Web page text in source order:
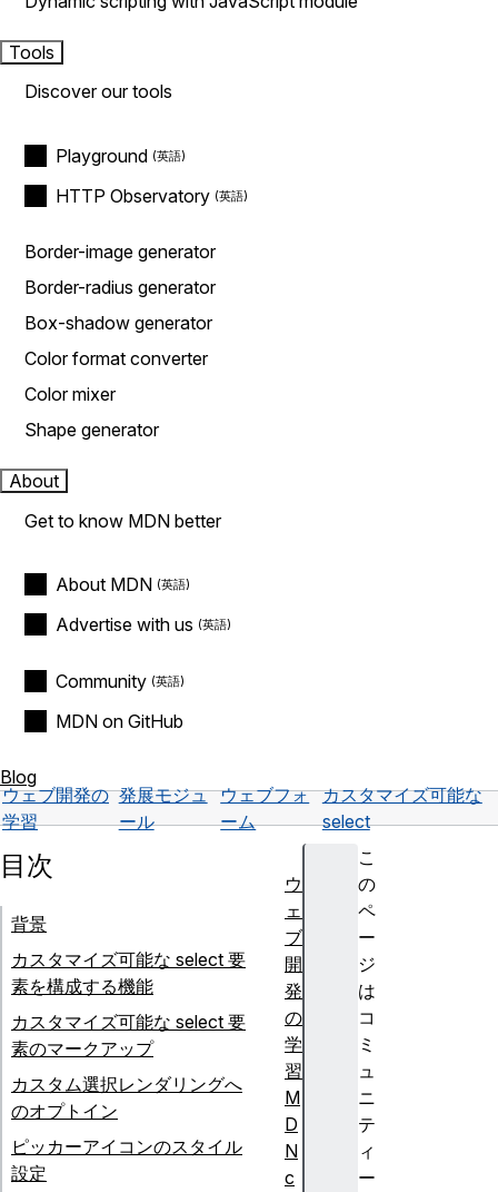
Tools
Discover our tools
Playground
HTTP Observatory
Border-image generator
Border-radius generator
Box-shadow generator
Color format converter
Color mixer
Shape generator
About
Get to know MDN better
About MDN
Advertise with us
Community
MDN on GitHub
Blog
ウェブ開発の
学習
発展モジュ
ール
ウェブフォ
ーム
カスタマイズ可能な
select
こ
の
ペ
ー
ジ
は
コ
ミ
ュ
ニ
テ
ィ
ー
目次
背景
カスタマイズ可能な select 要
素を構成する機能
カスタマイズ可能な select 要
素のマークアップ
カスタム選択レンダリングへ
のオプトイン
ピッカーアイコンのスタイル
設定
ウ
ェ
ブ
開
発
の
学
習
M
D
N
c